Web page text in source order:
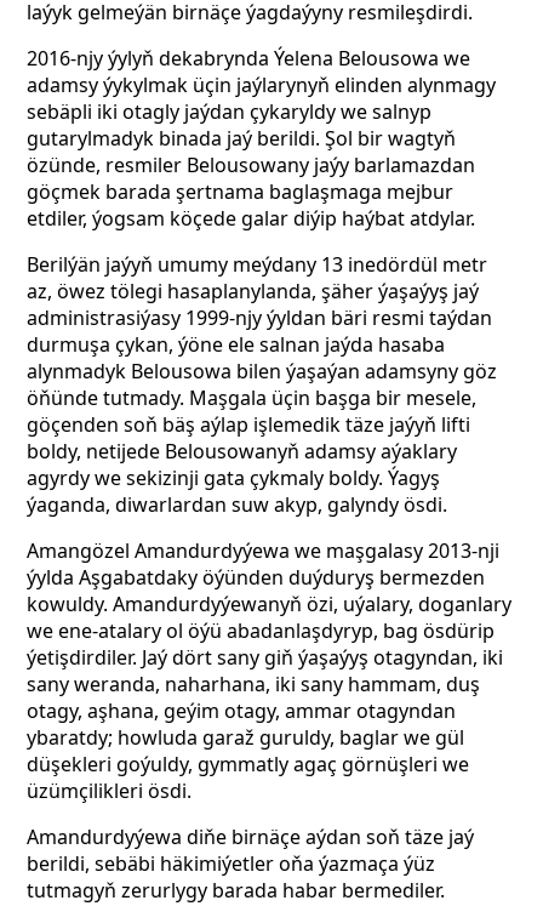
laýyk gelmeýän birnäçe ýagdaýyny resmileşdirdi.
2016-njy ýylyň dekabrynda Ýelena Belousowa we
adamsy ýykylmak üçin jaýlarynyň elinden alynmagy
sebäpli iki otagly jaýdan çykaryldy we salnyp
gutarylmadyk binada jaý berildi. Şol bir wagtyň
özünde, resmiler Belousowany jaýy barlamazdan
göçmek barada şertnama baglaşmaga mejbur
etdiler, ýogsam köçede galar diýip haýbat atdylar.
Berilýän jaýyň umumy meýdany 13 inedördül metr
az, öwez tölegi hasaplanylanda, şäher ýaşaýyş jaý
administrasiýasy 1999-njy ýyldan bäri resmi taýdan
durmuşa çykan, ýöne ele salnan jaýda hasaba
alynmadyk Belousowa bilen ýaşaýan adamsyny göz
öňünde tutmady. Maşgala üçin başga bir mesele,
göçenden soň bäş aýlap işlemedik täze jaýyň lifti
boldy, netijede Belousowanyň adamsy aýaklary
agyrdy we sekizinji gata çykmaly boldy. Ýagyş
ýaganda, diwarlardan suw akyp, galyndy ösdi.
Amangözel Amandurdyýewa we maşgalasy 2013-nji
ýylda Aşgabatdaky öýünden duýduryş bermezden
kowuldy. Amandurdyýewanyň özi, uýalary, doganlary
we ene-atalary ol öýü abadanlaşdyryp, bag ösdürip
ýetişdirdiler. Jaý dört sany giň ýaşaýyş otagyndan, iki
sany weranda, naharhana, iki sany hammam, duş
otagy, aşhana, geýim otagy, ammar otagyndan
ybaratdy; howluda garaž guruldy, baglar we gül
düşekleri goýuldy, gymmatly agaç görnüşleri we
üzümçilikleri ösdi.
Amandurdyýewa diňe birnäçe aýdan soň täze jaý
berildi, sebäbi häkimiýetler oňa ýazmaça ýüz
tutmagyň zerurlygy barada habar bermediler.